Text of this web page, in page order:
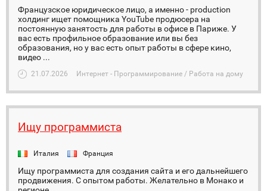
Французское юридическое лицо, а именно - production
холдинг ищет помощника YouTube продюсера на
постоянную занятость для работы в офисе в Париже. У
вас есть профильное образование или вы без
образования, но у вас есть опыт работы в сфере кино,
видео ...
21.07.2026 Интернет - Программирование / Работа на дому
Ищу программиста
Италия Франция
Ищу программиста для создания сайта и его дальнейшего
продвижения. С опытом работы. Желательно в Монако и